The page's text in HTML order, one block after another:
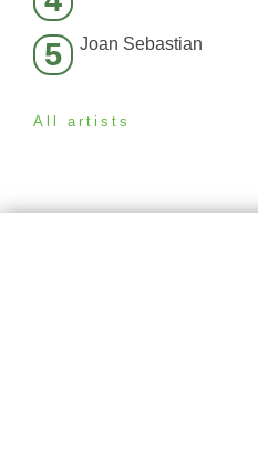
5 Joan Sebastian
All artists